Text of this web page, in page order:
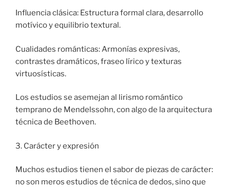
Influencia clásica: Estructura formal clara, desarrollo
motívico y equilibrio textural.
Cualidades románticas: Armonías expresivas,
contrastes dramáticos, fraseo lírico y texturas
virtuosísticas.
Los estudios se asemejan al lirismo romántico
temprano de Mendelssohn, con algo de la arquitectura
técnica de Beethoven.
3. Carácter y expresión
Muchos estudios tienen el sabor de piezas de carácter:
no son meros estudios de técnica de dedos, sino que